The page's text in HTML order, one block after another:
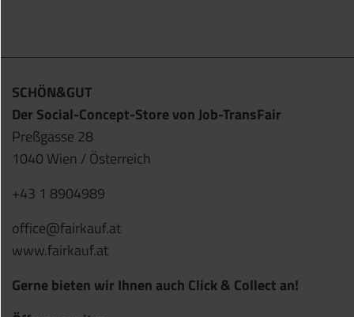
SCHÖN&GUT
Der Social-Concept-Store von Job-TransFair
Preßgasse 28
1040 Wien / Österreich
+43 1 8904989
office@fairkauf.at
www.fairkauf.at
Gerne bieten wir Ihnen auch Click & Collect an!